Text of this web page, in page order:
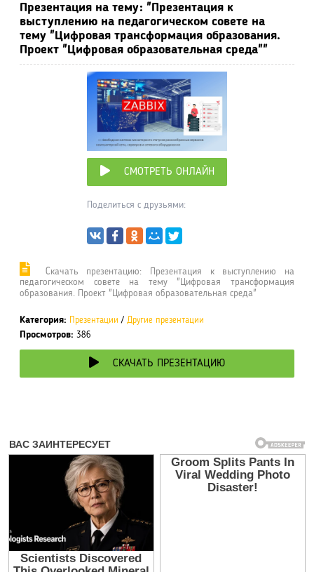
Презентация на тему: "Презентация к
выступлению на педагогическом совете на
тему "Цифровая трансформация образования.
Проект "Цифровая образовательная среда""
СМОТРЕТЬ ОНЛАЙН
Поделиться с друзьями:
Cкачать презентацию: Презентация к выступлению на
педагогическом совете на тему "Цифровая трансформация
образования. Проект "Цифровая образовательная среда"
Категория: Презентации / Другие презентации
Просмотров: 386
СКАЧАТЬ ПРЕЗЕНТАЦИЮ